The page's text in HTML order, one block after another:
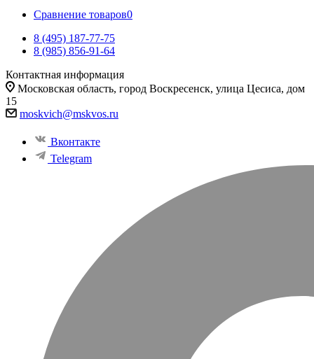
Сравнение товаров0
8 (495) 187-77-75
8 (985) 856-91-64
Контактная информация
Московская область, город Воскресенск, улица Цесиса, дом
15
moskvich@mskvos.ru
Вконтакте
Telegram